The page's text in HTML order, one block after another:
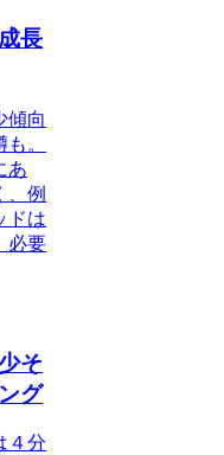
長
傾向
。
あ
、例
ドは
必要
そ
グ
４分